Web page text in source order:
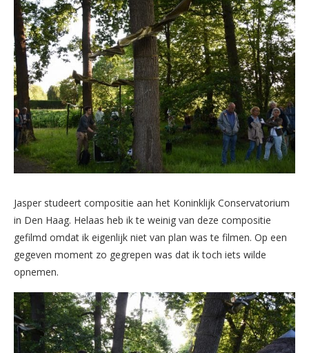
Jasper studeert compositie aan het Koninklijk Conservatorium
in Den Haag. Helaas heb ik te weinig van deze compositie
gefilmd omdat ik eigenlijk niet van plan was te filmen. Op een
gegeven moment zo gegrepen was dat ik toch iets wilde
opnemen.